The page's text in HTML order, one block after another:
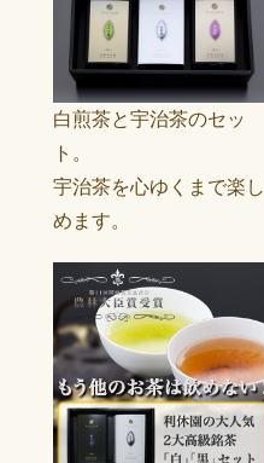
白煎茶と宇治茶のセッ
ト。
宇治茶を心ゆくまで楽し
めます。